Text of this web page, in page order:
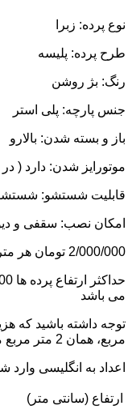
نوع پرده: زبرا
طرح پرده: پلیسه
رنگ: بژ روشن
جنس پارچه: پلی استر
باز و بسته شدن: بالارو
موتورایز شدن: دارد
قابلیت شستشو:
امکان نصب: سقفی و
2/000/000 تومان هر
می باشد
مربع، همان 2 متر مربع محاسبه می شوند
اعداد به انگلیسی وارد
ارتفاع (سانتی متر)